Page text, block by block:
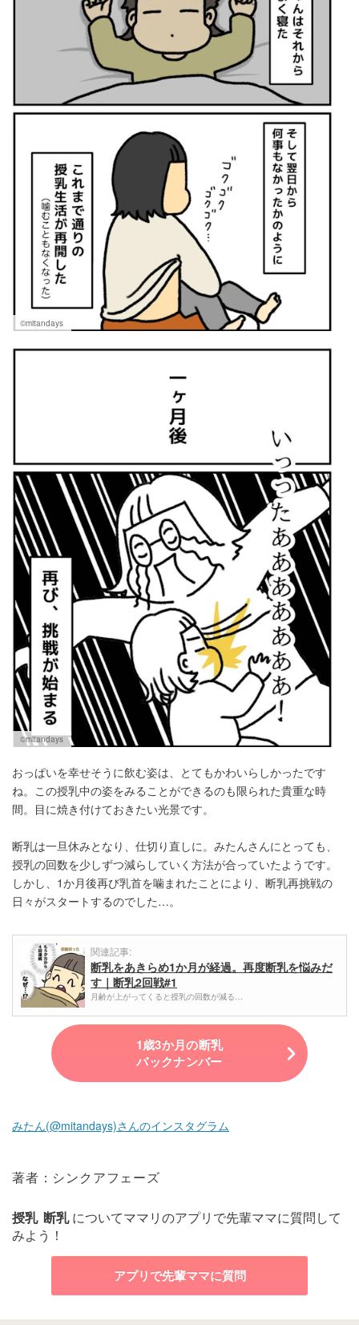
©mitandays
©mitandays
おっぱいを幸せそうに飲む姿は、とてもかわいらしかったです
ね。この授乳中の姿をみることができるのも限られた貴重な時
間。目に焼き付けておきたい光景です。
断乳は一旦休みとなり、仕切り直しに。みたんさんにとっても、
授乳の回数を少しずつ減らしていく方法が合っていたようです。
しかし、1か月後再び乳首を噛まれたことにより、断乳再挑戦の
日々がスタートするのでした…。
関連記事:
断乳をあきらめ1か月が経過。再度断乳を悩みだ
す｜断乳2回戦#1
月齢が上がってくると授乳の回数が減る…
1歳3か月の断乳
バックナンバー
みたん(@mitandays)さんのインスタグラム
著者：シンクアフェーズ
授乳 断乳についてママリのアプリで先輩ママに質問して
みよう！
アプリで先輩ママに質問